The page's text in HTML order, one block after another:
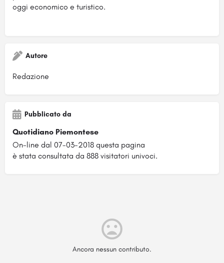
oggi economico e turistico.
Autore
Redazione
Pubblicato da
Quotidiano Piemontese
On-line dal 07-03-2018 questa pagina
è stata consultata da 888 visitatori univoci.
Ancora nessun contributo.